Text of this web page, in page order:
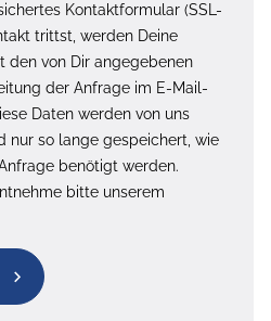
Kontaktformular (SSL-
trittst, werden Deine
den von Dir angegebenen
der Anfrage im E-Mail-
Daten werden von uns
nur so lange gespeichert, wie
benötigt werden.
bitte unserem